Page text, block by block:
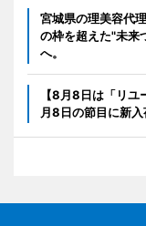
宮城県の理美容代
の枠を超えた"未来
へ。
【8月8日は「リ
月8日の節目に新